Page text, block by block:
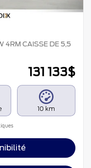
4RM CAISSE DE 5,5
131 133$
10 km